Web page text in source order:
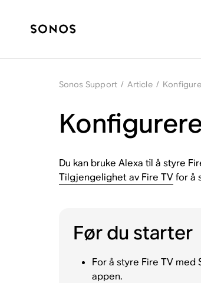
Sonos Support / Article /
Du kan bruke Alexa til å styre
Tilgjengelighet av Fire TVfor å
Før du starter
For å styre Fire TV med
appen.